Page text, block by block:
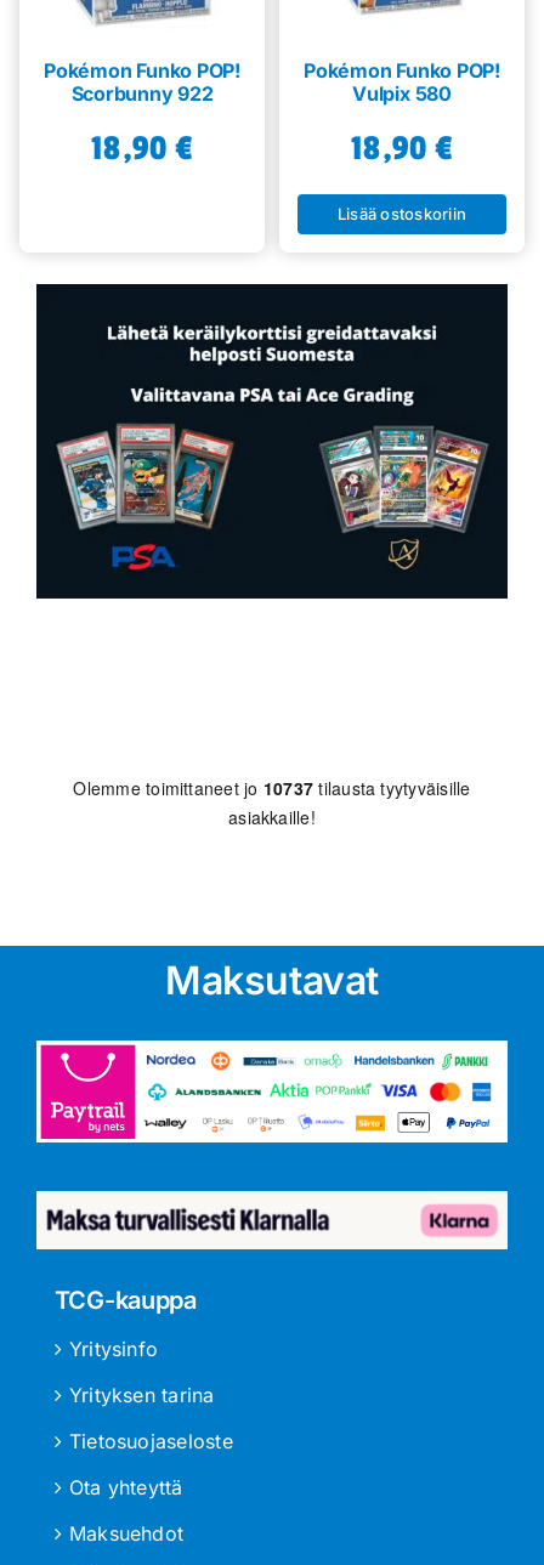
Pokémon Funko POP!
Scorbunny 922
18,90 €
Pokémon Funko POP!
Vulpix 580
18,90 €
Lisää ostoskoriin
Olemme toimittaneet jo 10737 tilausta tyytyväisille
asiakkaille!
Maksutavat
TCG-kauppa
Yritysinfo
Yrityksen tarina
Tietosuojaseloste
Ota yhteyttä
Maksuehdot